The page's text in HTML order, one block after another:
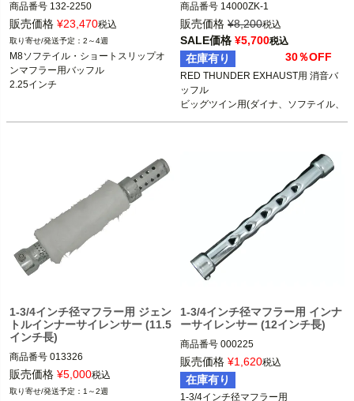
商品番号 132-2250
TAB Performance（TABパフォーマン
販売価格 ¥23,470税込
2～4週
M8ソフテイル・ショートスリップオ
ンマフラー用バッフル
2.25インチ
商品番号 14000ZK-1
レッドサンダーマフラー装着車
RED THUNDER EXHAUST (レッドサ
ンダー　エキゾースト)
販売価格 ¥8,200税込
SALE価格 ¥5,700税込
在庫有り 30％OFF
RED THUNDER EXHAUST用 消音バ
ッフル
ビッグツイン用(ダイナ、ソフテイル、
1-3/4インチ径マフラー用 ジェン
トルインナーサイレンサー (11.5
インチ長)
商品番号 013326
販売価格 ¥5,000税込
1～2週
1-3/4インチ径マフラー用 インナ
ーサイレンサー (12インチ長)
商品番号 000225
販売価格 ¥1,620税込
在庫有り
1-3/4インチ径マフラー用